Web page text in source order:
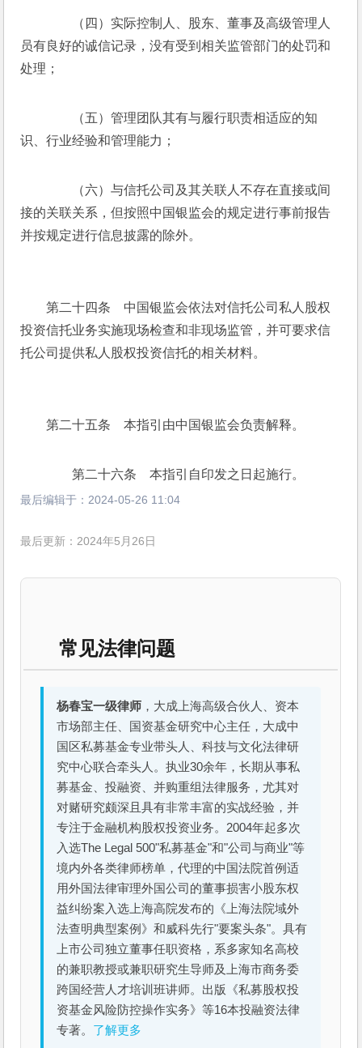
（四）实际控制人、股东、董事及高级管理人
员有良好的诚信记录，没有受到相关监管部门的处罚和
处理；
（五）管理团队其有与履行职责相适应的知
识、行业经验和管理能力；
（六）与信托公司及其关联人不存在直接或间
接的关联关系，但按照中国银监会的规定进行事前报告
并按规定进行信息披露的除外。
第二十四条　中国银监会依法对信托公司私人股权
投资信托业务实施现场检查和非现场监管，并可要求信
托公司提供私人股权投资信托的相关材料。
第二十五条　本指引由中国银监会负责解释。
第二十六条　本指引自印发之日起施行。
最后编辑于： 2024-05-26 11:04
最后更新：2024年5月26日
常见法律问题
杨春宝一级律师 ，大成上海高级合伙人、资本
市场部主任、国资基金研究中心主任，大成中
国区私募基金专业带头人、科技与文化法律研
究中心联合牵头人。执业30余年，长期从事私
募基金、投融资、并购重组法律服务，尤其对
对赌研究颇深且具有非常丰富的实战经验，并
专注于金融机构股权投资业务。2004年起多次
入选The Legal 500"私募基金"和"公司与商业"等
境内外各类律师榜单，代理的中国法院首例适
用外国法律审理外国公司的董事损害小股东权
益纠纷案入选上海高院发布的《上海法院域外
法查明典型案例》和威科先行"要案头条"。具有
上市公司独立董事任职资格，系多家知名高校
的兼职教授或兼职研究生导师及上海市商务委
跨国经营人才培训班讲师。出版《私募股权投
资基金风险防控操作实务》等16本投融资法律
专著。 了解更多